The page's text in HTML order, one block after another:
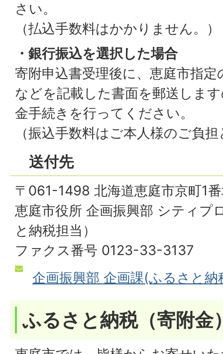
さい。
（払込手数料はかかりません。）
・銀行振込を選択した場合
寄附申込書受理後に、恵庭市指
などを記載した書面を郵送しま
金手続きを行ってください。
（振込手数料はご本人様のご負
送付先
〒061-1498 北海道恵庭市京町1
恵庭市役所 企画振興部 シティプ
と納税担当）
ファクス番号 0123-33-3137
企画振興部 企画課(ふるさと
ふるさと納税（寄附金